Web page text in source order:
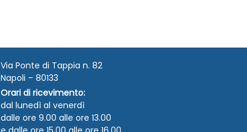
Via Ponte di Tappia n. 82
Napoli – 80133
Orari di ricevimento:
dal lunedì al venerdì
dalle ore 9.00 alle ore 13.00